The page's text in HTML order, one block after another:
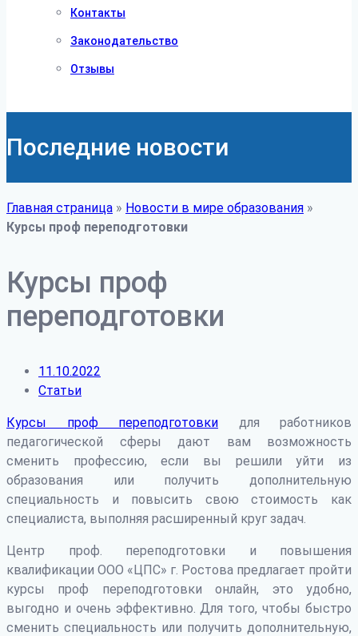
Контакты
Законодательство
Отзывы
Последние новости
Главная страница » Новости в мире образования »
Курсы проф переподготовки
Курсы проф
переподготовки
11.10.2022
Статьи
Курсы проф переподготовки для работников
педагогической сферы дают вам возможность
сменить профессию, если вы решили уйти из
образования или получить дополнительную
специальность и повысить свою стоимость как
специалиста, выполняя расширенный круг задач.
Центр проф. переподготовки и повышения
квалификации ООО «ЦПС» г. Ростова предлагает пройти
курсы проф переподготовки онлайн, это удобно,
выгодно и очень эффективно. Для того, чтобы быстро
сменить специальность или получить дополнительную,